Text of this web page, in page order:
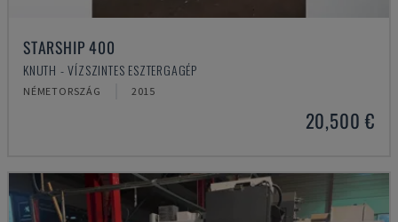
STARSHIP 400
KNUTH - VÍZSZINTES ESZTERGAGÉP
NÉMETORSZÁG 2015
20,500 €